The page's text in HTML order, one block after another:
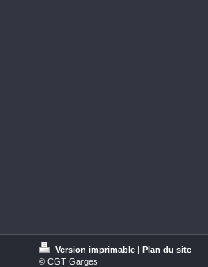
Version imprimable | Plan du site
© CGT Garges